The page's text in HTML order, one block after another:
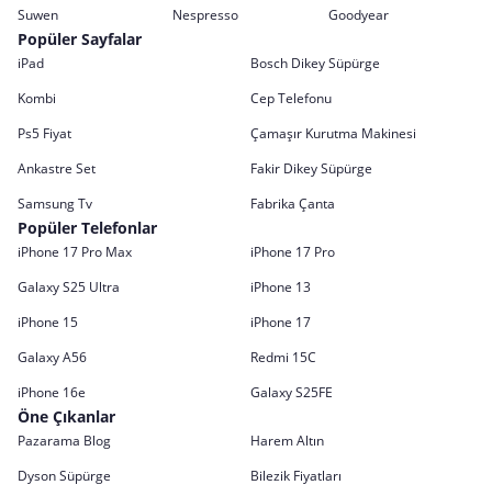
Suwen
Nespresso Goodyear
Popüler Sayfalar
iPad
Bosch Dikey Süpürge
Kombi
Cep Telefonu
Ps5 Fiyat
Çamaşır Kurutma Makinesi
Ankastre Set
Fakir Dikey Süpürge
Samsung Tv
Fabrika Çanta
Popüler Telefonlar
iPhone 17 Pro Max
iPhone 17 Pro
Galaxy S25 Ultra
iPhone 13
iPhone 15
iPhone 17
Galaxy A56
Redmi 15C
iPhone 16e
Galaxy S25FE
Öne Çıkanlar
Pazarama Blog
Harem Altın
Dyson Süpürge
Bilezik Fiyatları